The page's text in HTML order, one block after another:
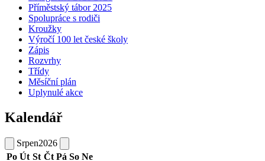
Příměstský tábor 2025
Spolupráce s rodiči
Kroužky
Výročí 100 let české školy
Zápis
Rozvrhy
Třídy
Měsíční plán
Uplynulé akce
Kalendář
Srpen2026
Po Út St Čt Pá So Ne